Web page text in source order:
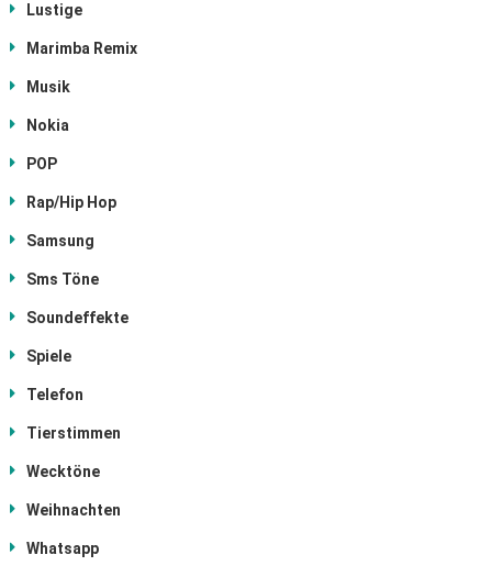
Lustige
Marimba Remix
Musik
Nokia
POP
Rap/Hip Hop
Samsung
Sms Töne
Soundeffekte
Spiele
Telefon
Tierstimmen
Wecktöne
Weihnachten
Whatsapp